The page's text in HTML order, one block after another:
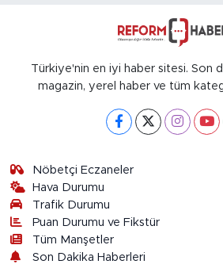
Türkiye'nin en iyi haber sitesi. Son
magazin, yerel haber ve tüm
Nöbetçi Eczaneler
Hava Durumu
Trafik Durumu
Puan Durumu ve Fikstür
Tüm Manşetler
Son Dakika Haberleri